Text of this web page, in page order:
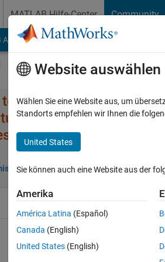
MATLAB Hilfe-Center Community
Answers File Exchange Cody
Fragen Antworten Durchsuchen
to read an xls file in
(suffixed with E),
to latitude and
Chakraborty 2 Apr. 2021 1
Website auswählen
Wählen Sie eine Website aus, um
Standorts empfehlen wir Ihnen die
United States
Sie können auch eine Website aus der
Amerika
América Latina (Español)
Canada (English)
United States (English)